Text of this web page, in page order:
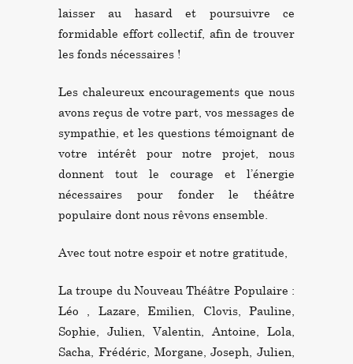
laisser au hasard et poursuivre ce
formidable effort collectif, afin de trouver
les fonds nécessaires !
Les chaleureux encouragements que nous
avons reçus de votre part, vos messages de
sympathie, et les questions témoignant de
votre intérêt pour notre projet, nous
donnent tout le courage et l’énergie
nécessaires pour fonder le théâtre
populaire dont nous rêvons ensemble.
Avec tout notre espoir et notre gratitude,
La troupe du Nouveau Théâtre Populaire :
Léo , Lazare, Emilien, Clovis, Pauline,
Sophie, Julien, Valentin, Antoine, Lola,
Sacha, Frédéric, Morgane, Joseph, Julien,